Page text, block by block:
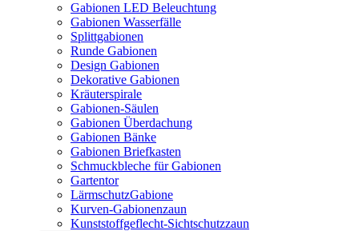
Gabionen LED Beleuchtung
Gabionen Wasserfälle
Splittgabionen
Runde Gabionen
Design Gabionen
Dekorative Gabionen
Kräuterspirale
Gabionen-Säulen
Gabionen Überdachung
Gabionen Bänke
Gabionen Briefkasten
Schmuckbleche für Gabionen
Gartentor
LärmschutzGabione
Kurven-Gabionenzaun
Kunststoffgeflecht-Sichtschutzzaun